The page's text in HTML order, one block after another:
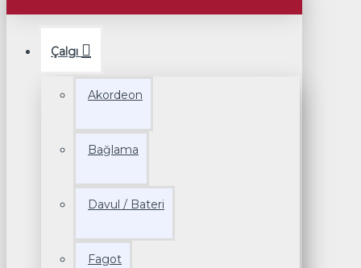
Çalgı
Akordeon
Bağlama
Davul / Bateri
Fagot